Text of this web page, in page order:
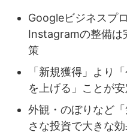
Googleビジネスプ
Instagramの整備は
策
「新規獲得」より
を上げる」ことが
外観・のぼりなど
さな投資で大きな